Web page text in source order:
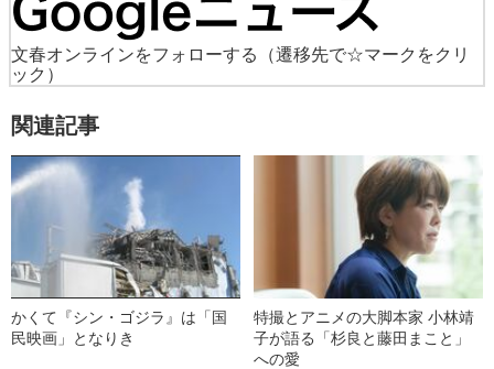
文春オンラインをフォローする
（遷移先で☆マークをクリ
ック）
関連記事
かくて『シン・ゴジラ』は「国
民映画」となりき
特撮とアニメの大脚本家 小林靖
子が語る「杉良と藤田まこと」
への愛